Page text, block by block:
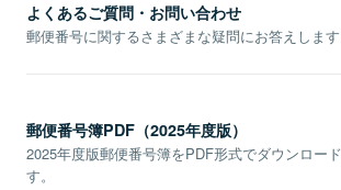
よくあるご質問・お問い合わせ
郵便番号に関するさまざまな疑問にお答えします
郵便番号簿PDF（2025年度版）
2025年度版郵便番号簿をPDF形式でダウンロー
す。